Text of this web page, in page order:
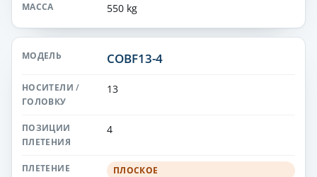
550 kg
COBF13-4
13
4
ПЛОСКОЕ